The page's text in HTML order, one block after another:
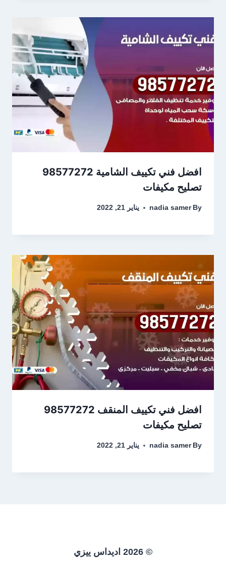
افضل فني تكييف الشامية 98577272
تصليح مكيفات
By
nadia samer يناير 21, 2022
افضل فني تكييف المنقف 98577272
تصليح مكيفات
By
nadia samer يناير 21, 2022
© 2026 اديداس ييزي